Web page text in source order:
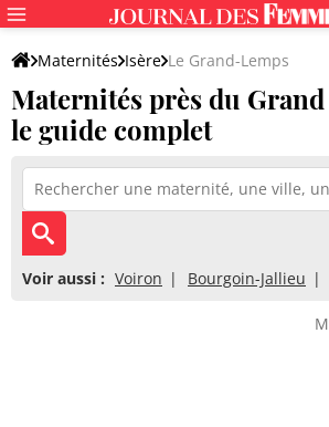
Maternités Isère Le Grand-Lemps
Maternités près du Grand
le guide complet
Voir aussi : Voiron Bourgoin-Jallieu